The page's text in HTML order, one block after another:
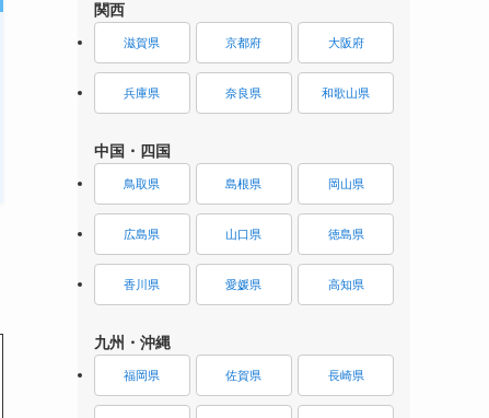
関西
滋賀県 京都府 大阪府
兵庫県 奈良県 和歌山県
中国・四国
鳥取県 島根県 岡山県
広島県 山口県 徳島県
香川県 愛媛県 高知県
九州・沖縄
福岡県 佐賀県 長崎県